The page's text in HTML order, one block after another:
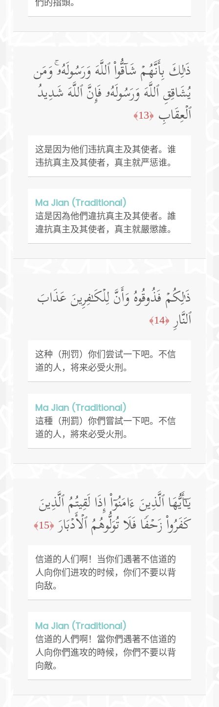
ذَ ٰ⁠لِكَ بِأَنَّهُمۡ شَاۤقُّوا۟ ٱللَّهَ وَرَسُولَهُۥۚ وَمَن
یُشَاقِقِ ٱللَّهَ وَرَسُولَهُۥ فَإِنَّ ٱللَّهَ شَدِیدُ
ٱلۡعِقَابِ ﴿13﴾
这是因为他们违抗真主及其使者。谁
违抗真主及其使者，真主就严惩谁。
Ma Jian (Traditional)
這是因為他們違抗真主及其使者。誰
違抗真主及其使者，真主就嚴懲誰。
ذَ ٰ⁠لِكُمۡ فَذُوقُوهُ وَأَنَّ لِلۡكَـٰفِرِینَ عَذَابَ
ٱلنَّارِ ﴿14﴾
这种（刑罚）你们尝试一下吧。不信
道的人，将来必受火刑。
Ma Jian (Traditional)
這種（刑罰）你們嘗試一下吧。不信
道的人，將來必受火刑。
یَـٰۤأَیُّهَا ٱلَّذِینَ ءَامَنُوۤا۟ إِذَا لَقِیتُمُ ٱلَّذِینَ
كَفَرُوا۟ زَحۡفࣰا فَلَا تُوَلُّوهُمُ ٱلۡأَدۡبَارَ ﴿15﴾
信道的人们啊！当你们遇著不信道的
人向你们进攻的时候，你们不要以背
向敌。
Ma Jian (Traditional)
信道的人們啊！當你們遇著不信道的
人向你們進攻的時候，你們不要以背
向敵。